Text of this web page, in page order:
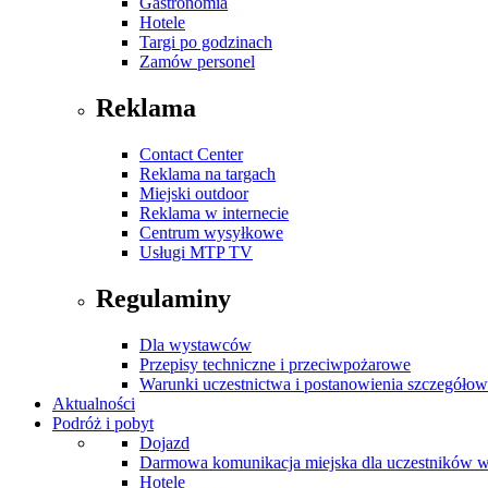
Hotele
Targi po godzinach
Zamów personel
Reklama
Contact Center
Reklama na targach
Miejski outdoor
Reklama w internecie
Centrum wysyłkowe
Usługi MTP TV
Regulaminy
Dla wystawców
Przepisy techniczne i przeciwpożarowe
Warunki uczestnictwa i postanowienia
Aktualności
Podróż i pobyt
Dojazd
Darmowa komunikacja miejska dla uczestników
Hotele